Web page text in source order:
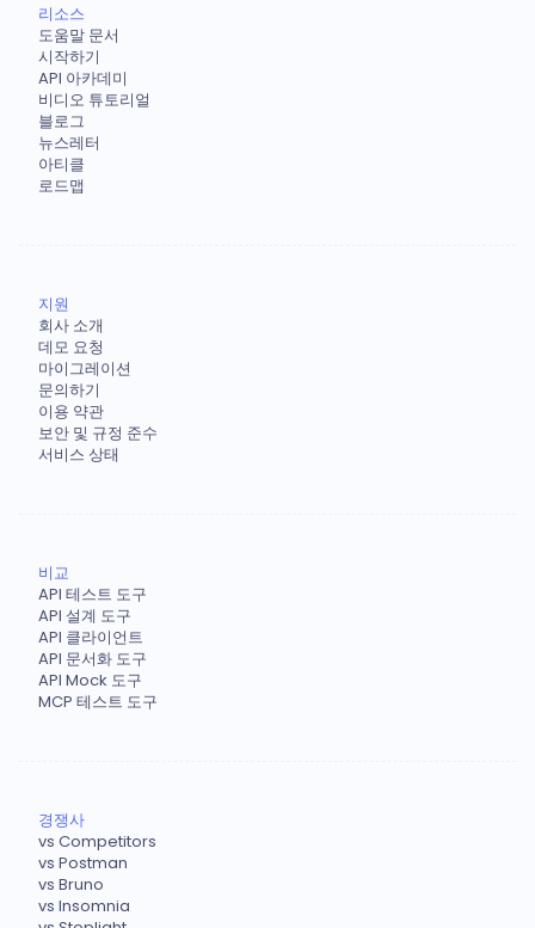
리소스
도움말 문서
시작하기
API 아카데미
비디오 튜토리얼
블로그
뉴스레터
아티클
로드맵
지원
회사 소개
데모 요청
마이그레이션
문의하기
이용 약관
보안 및 규정 준수
서비스 상태
비교
API 테스트 도구
API 설계 도구
API 클라이언트
API 문서화 도구
API Mock 도구
MCP 테스트 도구
경쟁사
vs Competitors
vs Postman
vs Bruno
vs Insomnia